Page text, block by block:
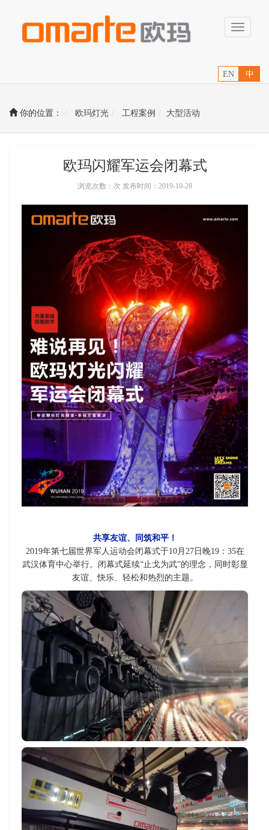
Toggle
EN 中
你的位置： 欧玛灯光 工程案例 大型活动
欧玛闪耀军运会闭幕式
浏览次数：次 发布时间：2019-10-28
共享友谊、同筑和平！
2019年第七届世界军人运动会闭幕式于10月27日晚19： 35在
武汉体育中心举行。 闭幕式延续“止戈为武”的理念，同时彰显
友谊、快乐、轻松和热烈的主题。